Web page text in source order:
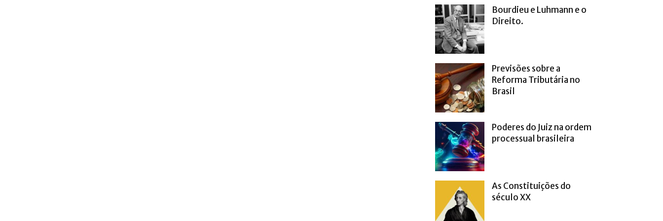
Bourdieu e Luhmann e o
Direito.
Previsões sobre a
Reforma Tributária no
Brasil
Poderes do Juiz na ordem
processual brasileira
As Constituições do
século XX